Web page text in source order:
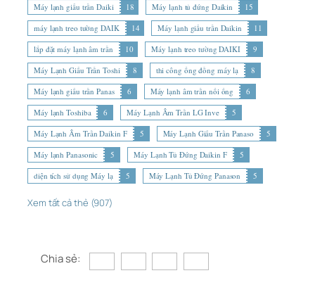
Máy lạnh giấu trần Daiki
18 Máy lạnh tủ đứng Daikin
15
máy lạnh treo tường DAIK
14 Máy lạnh giấu trần Daikin
11
lắp đặt máy lạnh âm trần
10 Máy lạnh treo tường DAIKI
9
Máy Lạnh Giấu Trần Toshi
8 thi công ống đồng máy lạ
8
Máy lạnh giấu trần Panas
6 Máy lạnh âm trần nối ống
6
Máy lạnh Toshiba
6 Máy Lạnh Âm Trần LG Inve
5
Máy Lạnh Âm Trần Daikin F
5 Máy Lạnh Giấu Trần Panaso
5
Máy lạnh Panasonic
5 Máy Lạnh Tủ Đứng Daikin F
5
diện tích sử dụng Máy lạ
5 Máy Lạnh Tủ Đứng Panason 5
Xem tất cả thẻ (907)
Chia sẻ: